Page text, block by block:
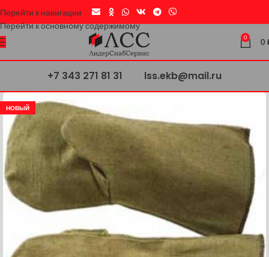
Перейти к навигации
Перейти к основному содержимому
0 0
+7 343 271 81 31 lss.ekb@mail.ru
НОВЫЙ